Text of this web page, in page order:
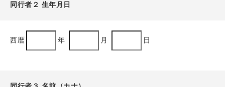
同行者２ 生年月日
西暦 年 月 日